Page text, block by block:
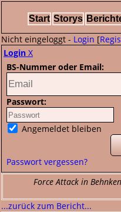
Start Storys
Nicht eingeloggt - Login [
Login X
BS-Nummer oder Email:
Passwort:
Angemeldet bleiben
Passwort vergessen?
Force Attack in
...zurück zum Bericht...